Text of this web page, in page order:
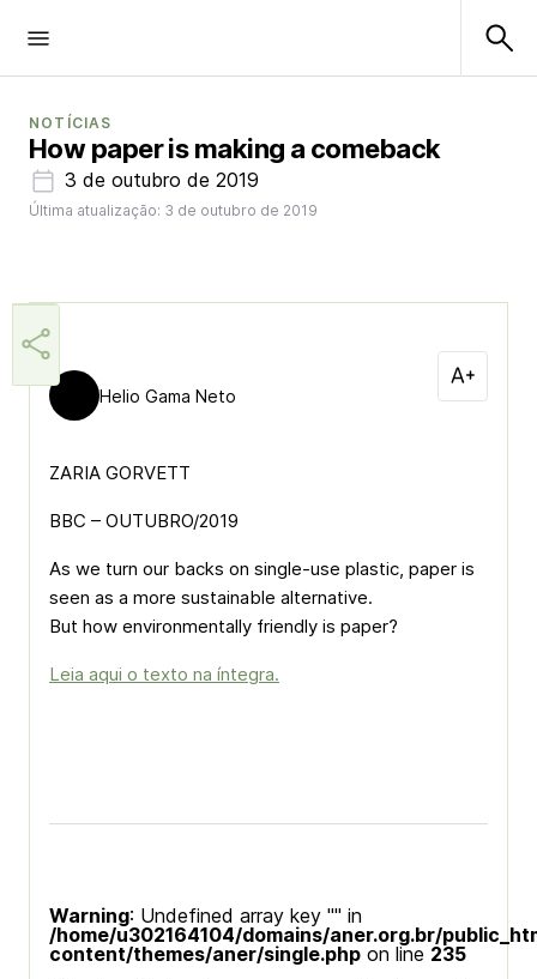
NOTÍCIAS
How paper is making a comeback
3 de outubro de 2019
Última atualização: 3 de outubro de 2019
Helio Gama Neto
ZARIA GORVETT
BBC – OUTUBRO/2019
As we turn our backs on single-use plastic, paper is
seen as a more sustainable alternative.
But how environmentally friendly is paper?
Leia aqui o texto na íntegra.
Warning: Undefined array key "" in
/home/u302164104/domains/aner.org.br/
content/themes/aner/single.php on line 235